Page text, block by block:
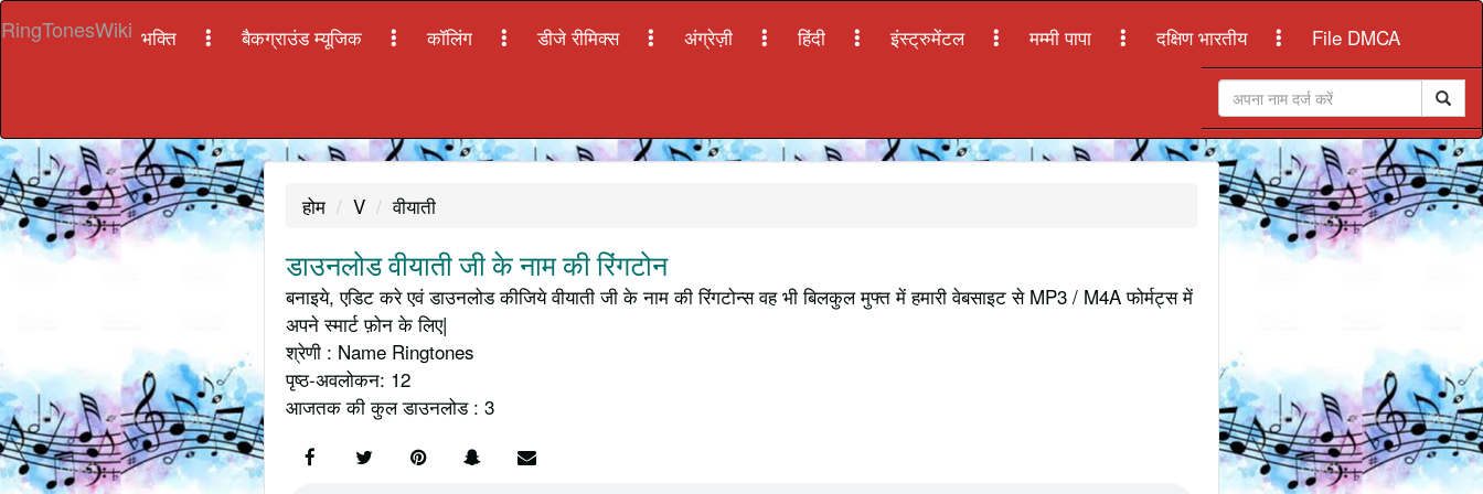
RingTonesWiki भक्ति बैकग्राउंड म्यूजिक कॉलिंग डीजे रीमिक्स अंग्रेज़ी हिंदी इंस्ट्रुमेंटल मम्मी पापा दक्षिण भारतीय File DMCA
होम V वीयाती
डाउनलोड वीयाती जी के नाम की रिंगटोन
बनाइये, एडिट करे एवं डाउनलोड कीजिये वीयाती जी के नाम की रिंगटोन्स वह भी बिलकुल मुफ्त में हमारी वेबसाइट से MP3 / M4A फोर्मट्स में
अपने स्मार्ट फ़ोन के लिए|
श्रेणी : Name Ringtones
पृष्ठ-अवलोकन: 12
आजतक की कुल डाउनलोड : 3